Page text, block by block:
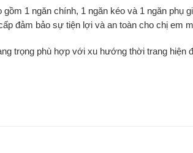
1 ngăn chính, 1 ngăn kéo và 1 ngăn phụ
đảm bảo sự tiện lợi và an toàn cho chị em
trọng phù hợp với xu hướng thời trang hiện